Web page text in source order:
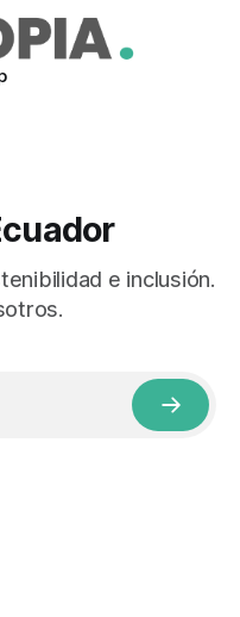
e inclusión.